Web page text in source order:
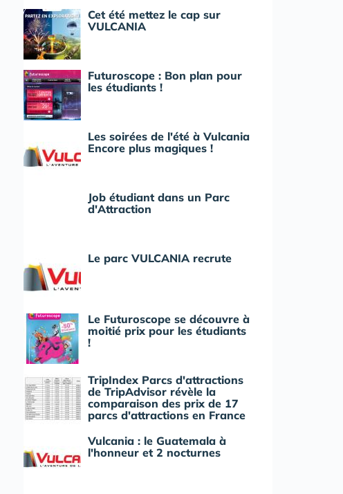
Cet été mettez le cap sur
VULCANIA
Futuroscope : Bon plan pour
les étudiants !
Les soirées de l'été à Vulcania
Encore plus magiques !
Job étudiant dans un Parc
d'Attraction
Le parc VULCANIA recrute
Le Futuroscope se découvre à
moitié prix pour les étudiants
!
TripIndex Parcs d'attractions
de TripAdvisor révèle la
comparaison des prix de 17
parcs d'attractions en France
Vulcania : le Guatemala à
l'honneur et 2 nocturnes